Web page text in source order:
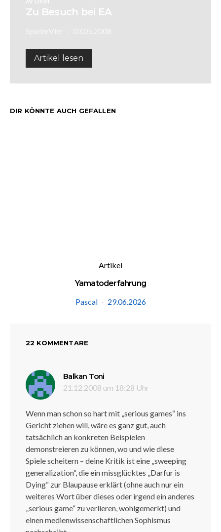
Zu Besuch bei EA
Artikel lesen
DIR KÖNNTE AUCH GEFALLEN
Artikel
Yamatoderfahrung
Pascal
29.06.2026
22 KOMMENTARE
Balkan Toni
21.12.2008 um 18:28 Uhr
Wenn man schon so hart mit „serious games“ ins
Gericht ziehen will, wäre es ganz gut, auch
tatsächlich an konkreten Beispielen
demonstreieren zu können, wo und wie diese
Spiele scheitern – deine Kritik ist eine „sweeping
generalization“, die ein missglücktes „Darfur is
Dying“ zur Blaupause erklärt (ohne auch nur ein
weiteres Wort über dieses oder irgend ein anderes
„serious game“ zu verlieren, wohlgemerkt) und
einen medienwissenschaftlichen Sophismus